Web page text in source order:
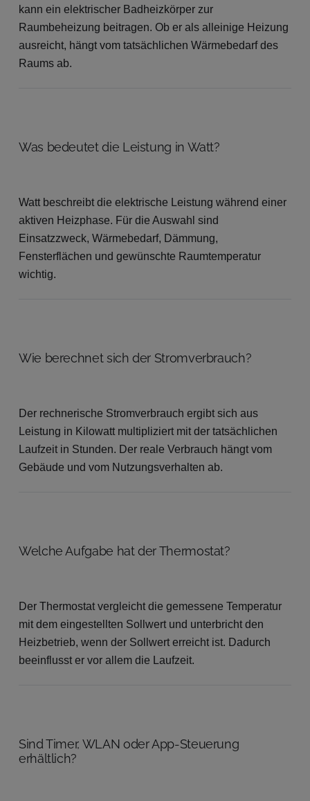
kann ein elektrischer Badheizkörper zur
Raumbeheizung beitragen. Ob er als alleinige Heizung
ausreicht, hängt vom tatsächlichen Wärmebedarf des
Raums ab.
Was bedeutet die Leistung in Watt?
Watt beschreibt die elektrische Leistung während einer
aktiven Heizphase. Für die Auswahl sind
Einsatzzweck, Wärmebedarf, Dämmung,
Fensterflächen und gewünschte Raumtemperatur
wichtig.
Wie berechnet sich der Stromverbrauch?
Der rechnerische Stromverbrauch ergibt sich aus
Leistung in Kilowatt multipliziert mit der tatsächlichen
Laufzeit in Stunden. Der reale Verbrauch hängt vom
Gebäude und vom Nutzungsverhalten ab.
Welche Aufgabe hat der Thermostat?
Der Thermostat vergleicht die gemessene Temperatur
mit dem eingestellten Sollwert und unterbricht den
Heizbetrieb, wenn der Sollwert erreicht ist. Dadurch
beeinflusst er vor allem die Laufzeit.
Sind Timer, WLAN oder App-Steuerung
erhältlich?